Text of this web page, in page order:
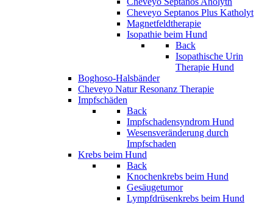
Cheveyo Septanos Plus Katholyt
Magnetfeldtherapie
Isopathie beim Hund
Back
Isopathische Urin
Therapie Hund
Boghoso-Halsbänder
Cheveyo Natur Resonanz Therapie
Impfschäden
Back
Impfschadensyndrom Hund
Wesensveränderung durch
Impfschaden
Krebs beim Hund
Back
Knochenkrebs beim Hund
Gesäugetumor
Lympfdrüsenkrebs beim Hund